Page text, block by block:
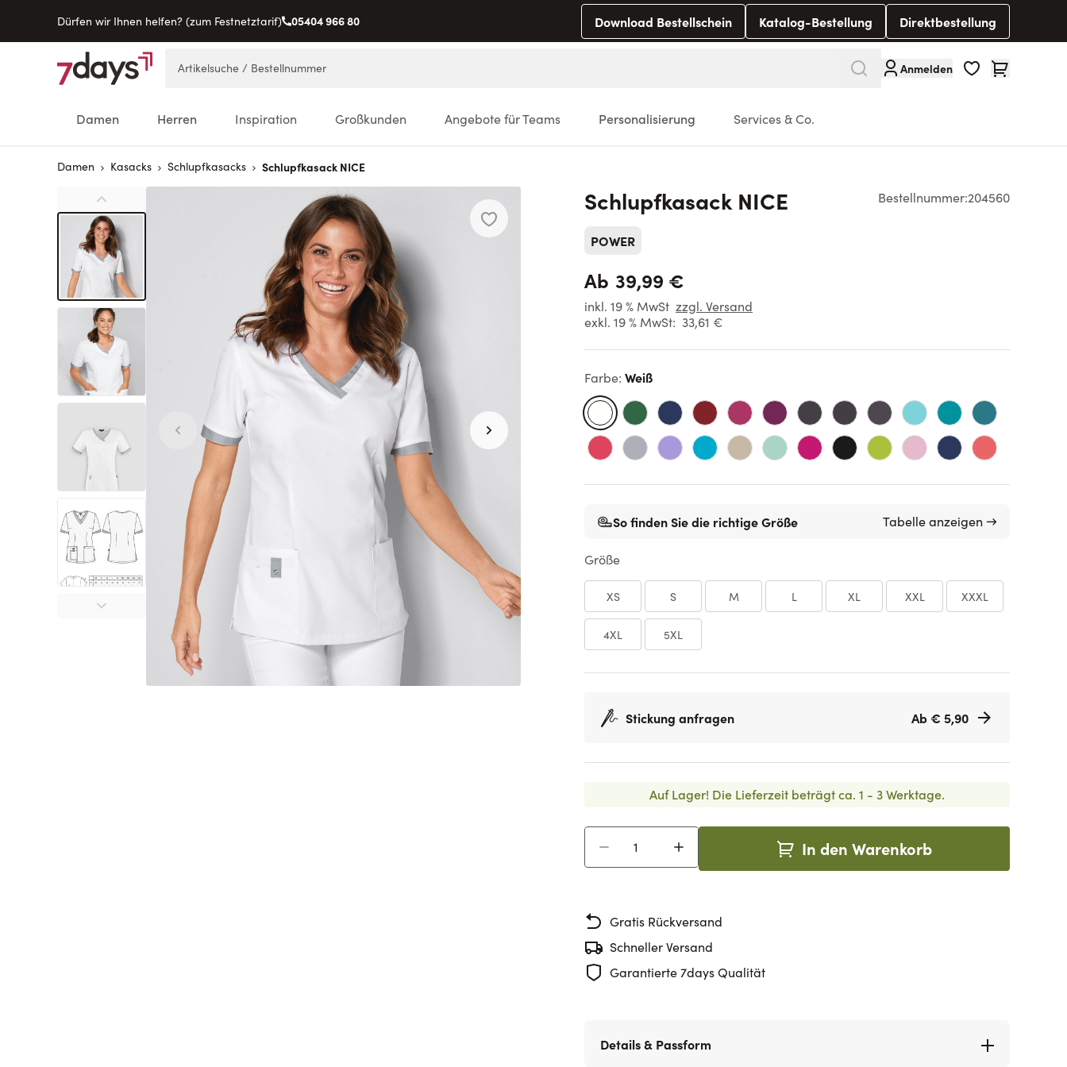
Dürfen wir Ihnen helfen? (zum Festnetztarif) 05404 966 80 Download Bestellschein Katalog-Bestellung Direktbestellung
Direkt zum Inhalt
Anmelden Warenkorb
Damen Herren Inspiration Großkunden Angebote für Teams Personalisierung Services & Co.
Damen Kasacks Schlupfkasacks Schlupfkasack NICE
Bestellnummer:204560
Schlupfkasack NICE
POWER
Ab 39,99 €
inkl. 19 % MwSt zzgl. Versand
exkl. 19 % MwSt: 33,61 €
Farbe: Weiß
So finden Sie die richtige Größe Tabelle anzeigen →
Größe
XS S M L XL XXL XXXL
4XL 5XL
Stickung anfragen Ab € 5,90
Auf Lager! Die Lieferzeit beträgt ca. 1 - 3 Werktage.
In den Warenkorb
Gratis Rückversand
Schneller Versand
Garantierte 7days Qualität
Details & Passform